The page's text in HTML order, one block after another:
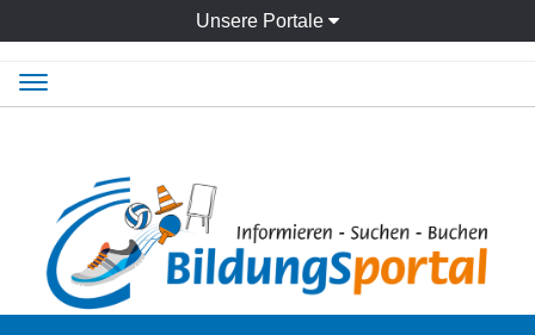
Unsere Portale
Navigation
ein-/ausblenden